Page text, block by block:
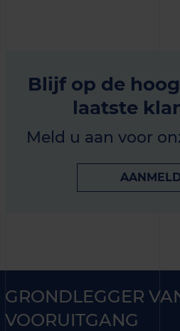
Blijf op de
laatste
Meld u aan voor
GRONDLEGGER
VOORUITGANG